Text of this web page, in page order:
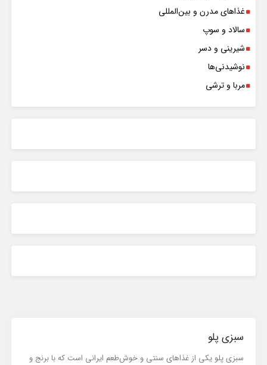
غذاهای مدرن و بین‌المللی
سالاد و سوپ
شیرینی و دسر
نوشیدنی‌ها
مربا و ترشی
سبزی پلو
سبزی پلو یکی از غذاهای سنتی و خوش‌طعم ایرانی است که با برنج و